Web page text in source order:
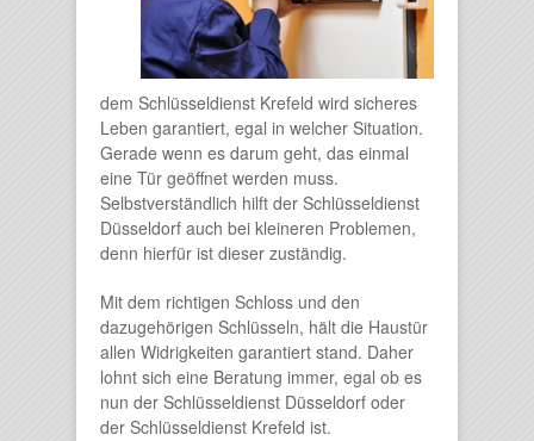
dem Schlüsseldienst Krefeld wird sicheres
Leben garantiert, egal in welcher Situation.
Gerade wenn es darum geht, das einmal
eine Tür geöffnet werden muss.
Selbstverständlich hilft der Schlüsseldienst
Düsseldorf auch bei kleineren Problemen,
denn hierfür ist dieser zuständig.
Mit dem richtigen Schloss und den
dazugehörigen Schlüsseln, hält die Haustür
allen Widrigkeiten garantiert stand. Daher
lohnt sich eine Beratung immer, egal ob es
nun der Schlüsseldienst Düsseldorf oder
der Schlüsseldienst Krefeld ist.